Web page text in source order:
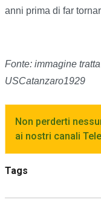
anni prima di far
Fonte: immagine
USCatanzaro1929
Non perderti
ai nostri canali
Tags